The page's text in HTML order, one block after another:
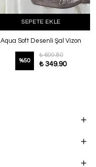
SEPETE EKLE
Aqua Soft Desenli Şal Vizon
%50
₺ 699.80
₺ 349.90